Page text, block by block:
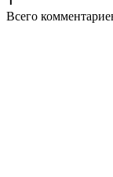
Всего